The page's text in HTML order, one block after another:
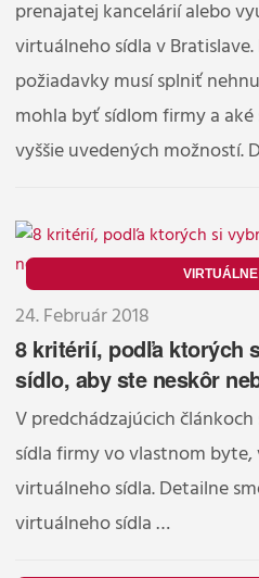
prenajatej kancelárií alebo
virtuálneho sídla v Bratislave.
požiadavky musí splniť
mohla byť sídlom firmy a
vyššie uvedených možností.
24. Február 2018
8 kritérií, podľa ktorých
sídlo, aby ste neskôr
V predchádzajúcich
sídla firmy vo vlastnom byte,
virtuálneho sídla. Detailne
virtuálneho sídla …